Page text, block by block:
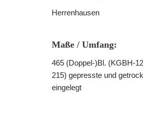
Herrenhausen
Maße / Umfang:
465 (Doppel-)Bl. (KGBH-
215) gepresste und
eingelegt